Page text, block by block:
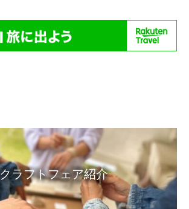
クラフトフェア紹介